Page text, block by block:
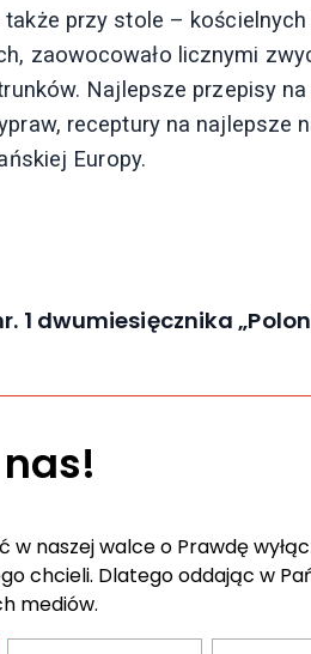
przy stole –
zaowocowało licznymi
Najlepsze przepisy
receptury na najlepsze
Europy.
1 dwumiesięcznika
w naszej walce o Prawdę
chcieli. Dlatego oddając w
mediów.